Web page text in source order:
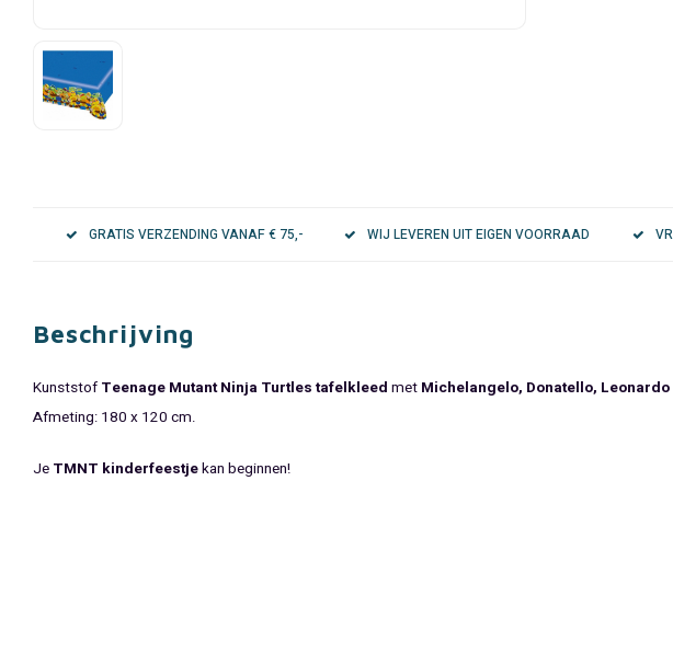
GRATIS VERZENDING VANAF € 75,- WIJ LEVEREN UIT EIGEN VOORRAAD
Beschrijving
Kunststof Teenage Mutant Ninja Turtles tafelkleed met Michelangelo, Donatello, Leonardo
Afmeting: 180 x 120 cm.
Je TMNT kinderfeestjekan beginnen!